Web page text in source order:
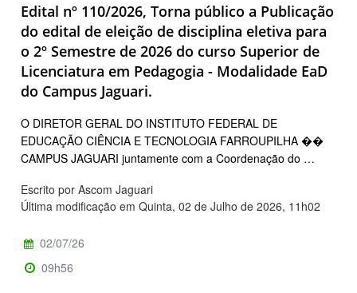
Edital nº 110/2026, Torna público a Publicação
do edital de eleição de disciplina eletiva para
o 2º Semestre de 2026 do curso Superior de
Licenciatura em Pedagogia - Modalidade EaD
do Campus Jaguari.
O DIRETOR GERAL DO INSTITUTO FEDERAL DE
EDUCAÇÃO CIÊNCIA E TECNOLOGIA FARROUPILHA ��
CAMPUS JAGUARI juntamente com a Coordenação do …
Escrito por Ascom Jaguari
Última modificação em Quinta, 02 de Julho de 2026, 11h02
02/07/26
09h56